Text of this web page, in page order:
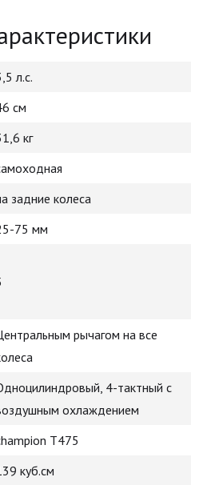
л.с.
см
кг
задние колеса
75 мм
рычагом на все
4-тактный с
охлаждением
Т475
куб.см